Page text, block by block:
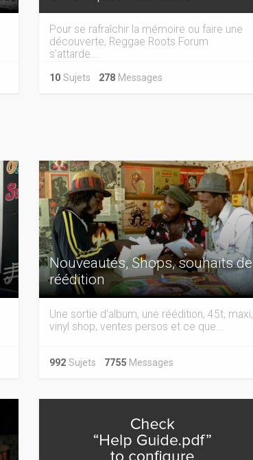
Pour se rafraîchir la mémoire ou faire une
découverte, Reggae Roots Forum
s'attarde...
10 Sujets 278 Messages
Nouveautés, Shops, souhaits de
réédition
Une sortie d'album, une réédition, 45t, maxi,
vinyl shop, ventes persos et ce que...
992 Sujets 7755 Messages